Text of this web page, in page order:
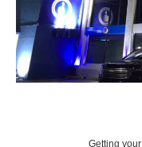
Getting your